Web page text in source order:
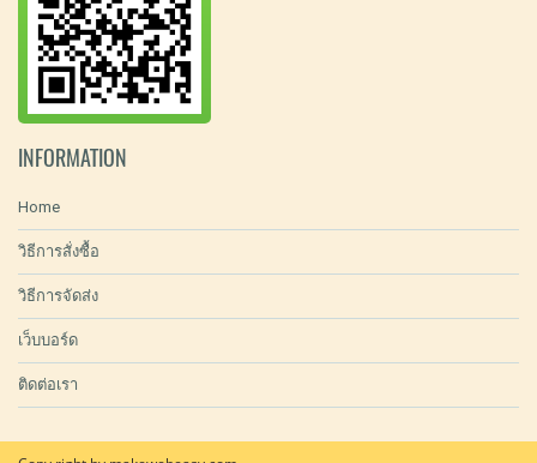
INFORMATION
Home
วิธีการสั่งซื้อ
วิธีการจัดส่ง
เว็บบอร์ด
ติดต่อเรา